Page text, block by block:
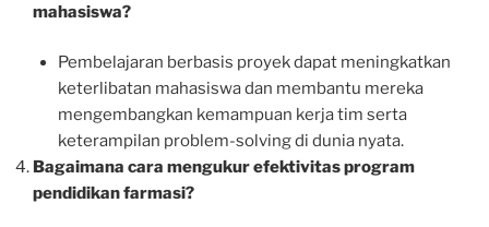
mahasiswa?
Pembelajaran berbasis proyek dapat meningkatkan
keterlibatan mahasiswa dan membantu mereka
mengembangkan kemampuan kerja tim serta
keterampilan problem-solving di dunia nyata.
Bagaimana cara mengukur efektivitas program
pendidikan farmasi?